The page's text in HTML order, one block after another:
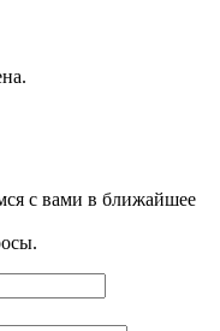
с вами в ближайшее